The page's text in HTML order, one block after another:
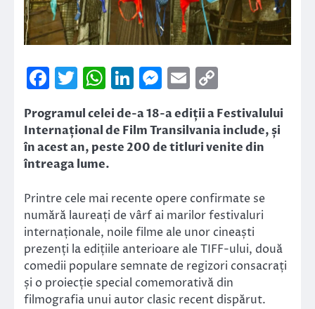
Facebook
Twitter
WhatsApp
LinkedIn
Messenger
Email
Link
Programul celei de-a 18-a ediții a Festivalului
Internațional de Film Transilvania include, și
în acest an, peste 200 de titluri venite din
întreaga lume.
Printre cele mai recente opere confirmate se
numără laureați de vârf ai marilor festivaluri
internaționale, noile filme ale unor cineaști
prezenți la edițiile anterioare ale TIFF-ului, două
comedii populare semnate de regizori consacrați
și o proiecție special comemorativă din
filmografia unui autor clasic recent dispărut.